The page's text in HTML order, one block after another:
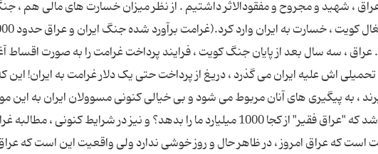
، شهید و مجروح و مفقودالاثر داشتیم . از نظر میزان خسارت های مالی هم ،
اش علیه ایران می گذرد ، دریغ از پرداخت حتی یک دلار غرامت به ایران! این
، به پیگیری های آنان مربوط می شود و بی خیالی کنونی مسوولان ایران به این
نگراش نادرست باشد که "عراق فقیر" از کجا 1000 میلیارد ما را بدهد؟ و نیز در شرایط
است که عراق امروز ، در ظاهر حال و روز خوشی ندارد ولی واقعیت این است که